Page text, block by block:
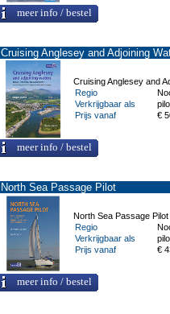
meer info / bestel
Cruising Anglesey and Adjoining
Cruising Anglesey and
Regio
Verkrijgbaar als
Prijs vanaf
€
meer info / bestel
North Sea Passage Pilot
North Sea Passage Pilot
Regio
Verkrijgbaar als
Prijs vanaf
€
meer info / bestel